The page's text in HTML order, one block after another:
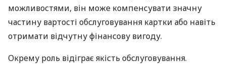
можливостями, він може компенсувати значну
частину вартості обслуговування картки або навіть
отримати відчутну фінансову вигоду.
Окрему роль відіграє якість обслуговування.